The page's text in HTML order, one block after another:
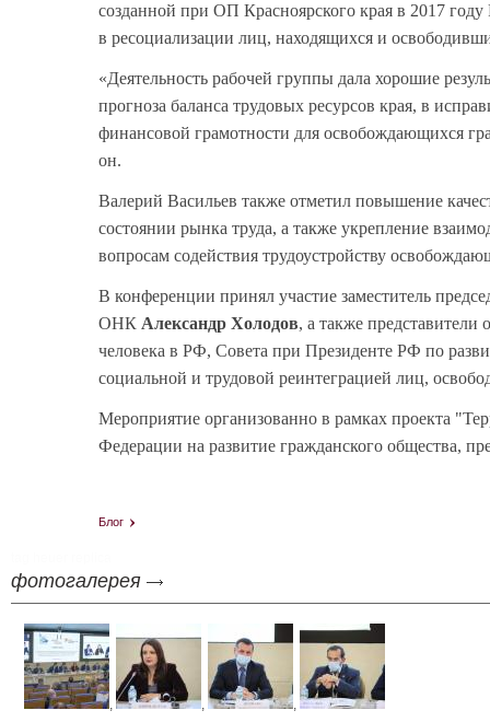
созданной при ОП Красноярского края в 2017
в ресоциализации лиц, находящихся и
«Деятельность рабочей группы дала хорошие
прогноза баланса трудовых ресурсов края, в
финансовой грамотности для освобождающихся
он.
Валерий Васильев также отметил повышение
состоянии рынка труда, а также укрепление
вопросам содействия трудоустройству
В конференции принял участие заместитель
ОНК Александр Холодов, а также
человека в РФ, Совета при Президенте РФ по
социальной и трудовой реинтеграцией лиц,
Мероприятие организованно в рамках проекта
Федерации на развитие гражданского общества,
Блог
фотогалерея
, , ,